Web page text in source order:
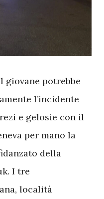
giovane potrebbe
l’incidente
e gelosie con il
per mano la
della
I tre
località